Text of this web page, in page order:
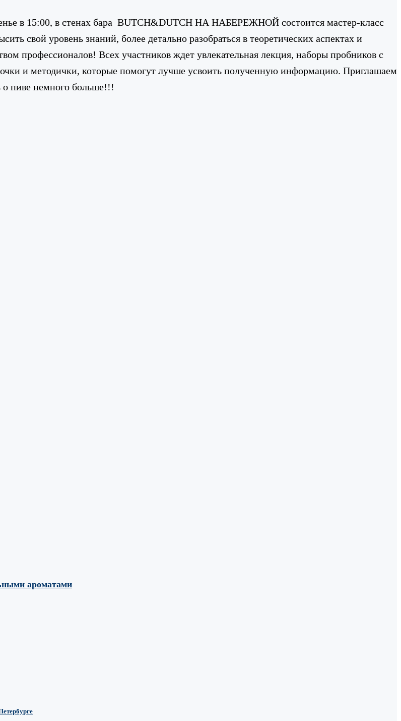
в 15:00, в стенах бара BUTCH&DUTCH НА НАБЕРЕЖНОЙ состоится мастер-класс
свой уровень знаний, более детально разобраться в теоретических аспектах и
профессионалов! Всех участников ждет увлекательная лекция, наборы пробников с
и методички, которые помогут лучше усвоить полученную информацию. Приглашаем
о пиве немного больше!!!
ароматами